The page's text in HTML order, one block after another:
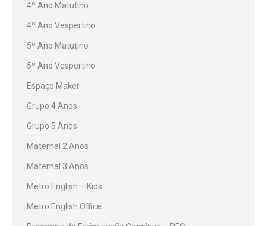
4º Ano Matutino
4º Ano Vespertino
5º Ano Matutino
5º Ano Vespertino
Espaço Maker
Grupo 4 Anos
Grupo 5 Anos
Maternal 2 Anos
Maternal 3 Anos
Metro English – Kids
Metro English Office